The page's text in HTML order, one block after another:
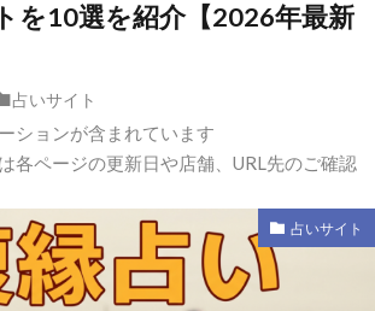
を10選を紹介【2026年最新
占いサイト
ションが含まれています
各ページの更新日や店舗、URL先のご確認
占いサイト